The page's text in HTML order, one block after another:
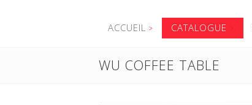
ACCUEIL CATALOGUE
WU COFFEE TABLE